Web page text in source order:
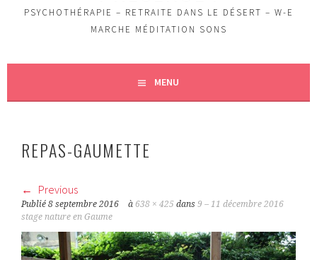
PSYCHOTHÉRAPIE – RETRAITE DANS LE DÉSERT – W-E
MARCHE MÉDITATION SONS
MENU
REPAS-GAUMETTE
Previous
Publié8 septembre 2016 à 638 × 425 dans9 – 11 décembre 2016
stage nature en Gaume